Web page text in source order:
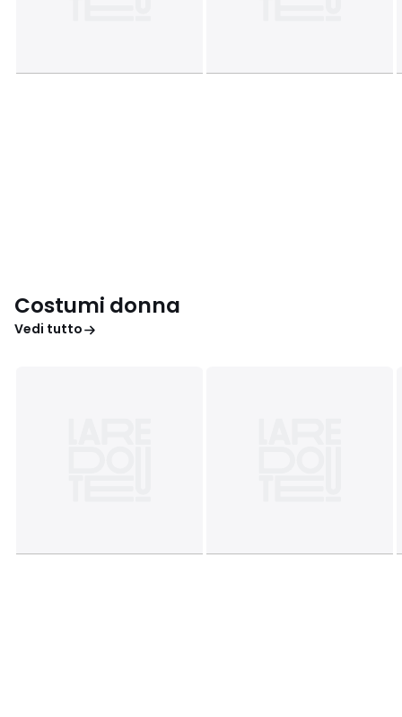
Costumi donna
Vedi tutto